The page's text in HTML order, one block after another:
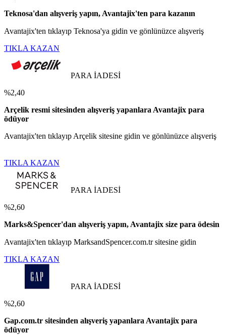
Teknosa'dan alışveriş yapın, Avantajix'ten para kazanın
Avantajix'ten tıklayıp Teknosa'ya gidin ve gönlünüzce alışveriş
TIKLA KAZAN
PARA İADESİ
%2,40
Arçelik resmi sitesinden alışveriş yapanlara Avantajix para
ödüyor
Avantajix'ten tıklayıp Arçelik sitesine gidin ve gönlünüzce alışveriş
TIKLA KAZAN
PARA İADESİ
%2,60
Marks&Spencer'dan alışveriş yapın, Avantajix size para ödesin
Avantajix'ten tıklayıp MarksandSpencer.com.tr sitesine gidin
TIKLA KAZAN
PARA İADESİ
%2,60
Gap.com.tr sitesinden alışveriş yapanlara Avantajix para
ödüyor